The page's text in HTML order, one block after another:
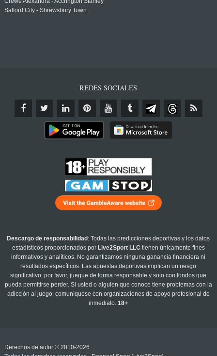
Salford City - Shrewsbury Town
REDES SOCIALES
Descargo de responsabilidad : Todas las predicciones deportivas y los datos
estadísticos proporcionados por Live2Sport LLC tienen únicamente fines
informativos y analíticos. No garantizamos ninguna ganancia financiera ni
resultados específicos. Las apuestas deportivas implican un riesgo
significativo; por favor, juegue de forma responsable y solo con fondos que
pueda permitirse perder. Si usted o alguien que conoce tiene problemas con la
adicción al juego, comuníquese con organizaciones de apoyo profesional de
inmediato.18+
Derechos de autor © 2010-2026